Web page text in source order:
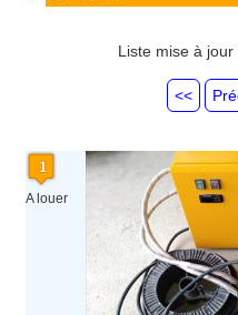
Limousin
Lorraine
Martinique
Midi Pyrenees - Espagne -
Portugal
Nord Pas de Calais -
Pays Bas
Liste mise à
<<
A louer